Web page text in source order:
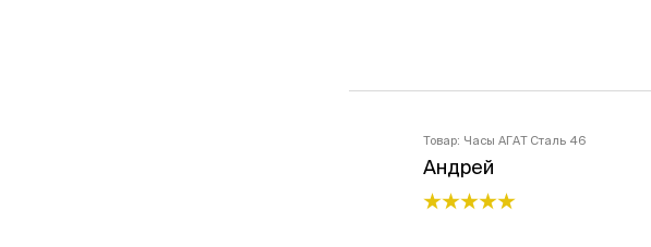
Товар: Часы АГАТ Сталь 46
Андрей